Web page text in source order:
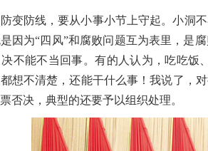
变防线，要从小事小节上守起。小洞
因为“四风”和腐败问题互为表里，是
不能不当回事。有的人认为，吃吃
想不清楚，还能干什么事！我说了，
否决，典型的还要予以组织处理。